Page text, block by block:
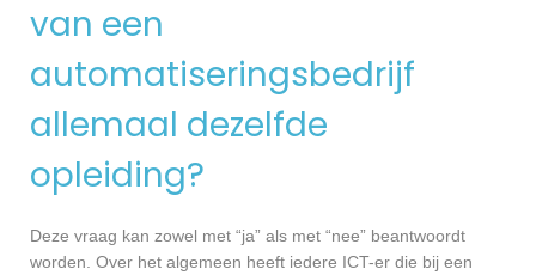
van een
automatiseringsbedrijf
allemaal dezelfde
opleiding?
Deze vraag kan zowel met “ja” als met “nee” beantwoordt
worden. Over het algemeen heeft iedere ICT-er die bij een